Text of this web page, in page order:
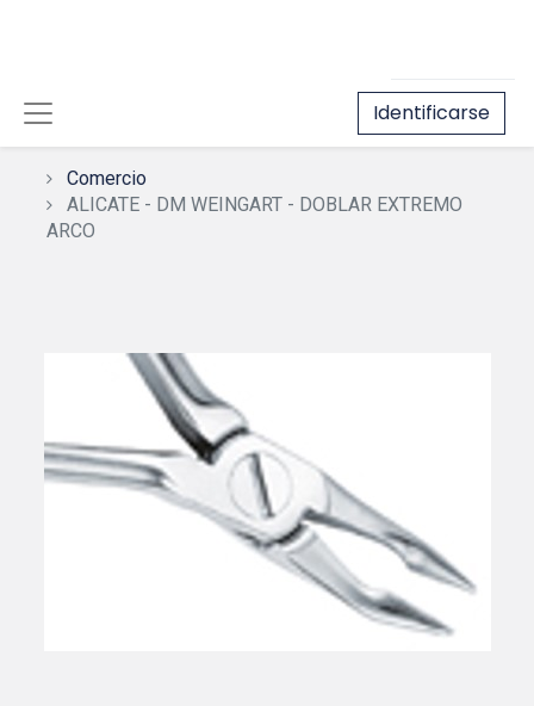
Identificarse
Comercio
ALICATE - DM WEINGART - DOBLAR EXTREMO
ARCO